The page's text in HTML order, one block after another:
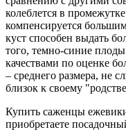
колеблется в
компенсируется
куст способен выдать
того, темно-синие
качествами по оценке
– среднего размера, не
близок к своему
Купить саженцы
приобретаете